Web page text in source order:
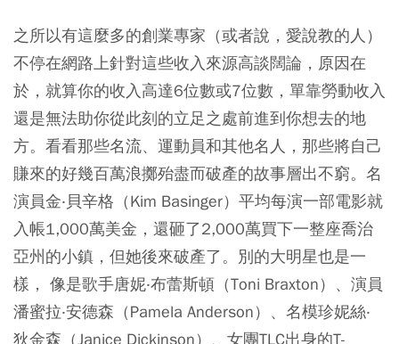
之所以有這麼多的創業專家（或者說，愛說教的人）
不停在網路上針對這些收入來源高談闊論，原因在
於，就算你的收入高達6位數或7位數，單靠勞動收入
還是無法助你從此刻的立足之處前進到你想去的地
方。看看那些名流、運動員和其他名人，那些將自己
賺來的好幾百萬浪擲殆盡而破產的故事層出不窮。名
演員金‧貝辛格（Kim Basinger）平均每演一部電影就
入帳1,000萬美金，還砸了2,000萬買下一整座喬治
亞州的小鎮，但她後來破產了。別的大明星也是一
樣， 像是歌手唐妮‧布蕾斯頓（Toni Braxton）、演員
潘蜜拉‧安德森（Pamela Anderson）、名模珍妮絲‧
狄金森（Janice Dickinson）、女團TLC出身的T-